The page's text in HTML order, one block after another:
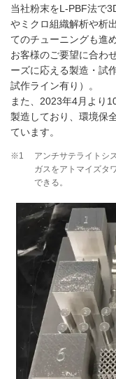
当社粉末をL-PBF法で
やミクロ組織解析や析
てのチューニングも進
お客様のご要望に合わ
ーズに応える製造・試
試作ライン有り）。
また、2023年4月より
製造しており、環境保
ています。
※1
アンチサテライトシ
ガスをアトマイズタ
できる。